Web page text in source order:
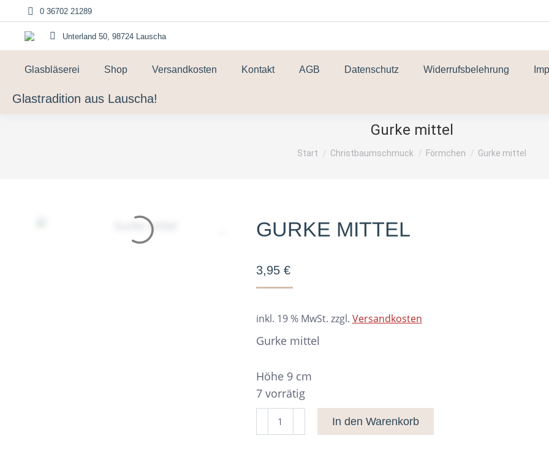
0 36702 21289
Unterland 50, 98724 Lauscha
Glasbläserei Shop Versandkosten Kontakt AGB Datenschutz Widerrufsbelehrung
Glastradition aus Lauscha!
Gurke mittel
Sie befinden sich hier:
Start Christbaumschmuck Förmchen Gurke mittel
GURKE MITTEL
3,95 €
inkl. 19 % MwSt. zzgl. Versandkosten
Gurke mittel
Höhe 9 cm
7 vorrätig
Gurke
mittel
In den Warenkorb